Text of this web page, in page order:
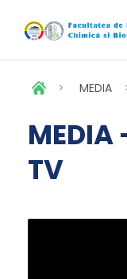
> MEDIA
MEDIA
TV